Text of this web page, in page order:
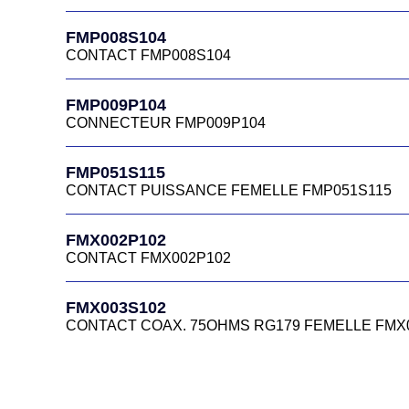
FMP008S104
CONTACT FMP008S104
FMP009P104
CONNECTEUR FMP009P104
FMP051S115
CONTACT PUISSANCE FEMELLE FMP051S115
FMX002P102
CONTACT FMX002P102
FMX003S102
CONTACT COAX. 75OHMS RG179 FEMELLE